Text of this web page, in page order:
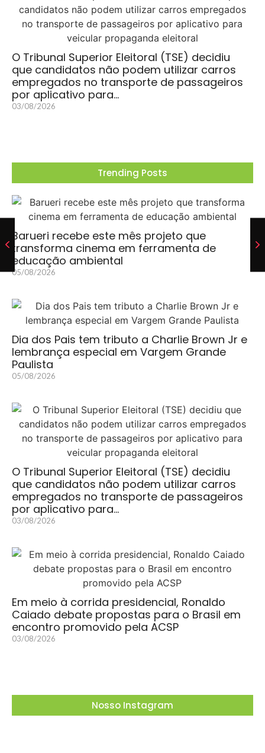
O Tribunal Superior Eleitoral (TSE) decidiu
que candidatos não podem utilizar carros
empregados no transporte de passageiros
por aplicativo para…
03/08/2026
Trending Posts
Barueri recebe este mês projeto que
transforma cinema em ferramenta de
educação ambiental
05/08/2026
Dia dos Pais tem tributo a Charlie Brown Jr e
lembrança especial em Vargem Grande
Paulista
05/08/2026
O Tribunal Superior Eleitoral (TSE) decidiu
que candidatos não podem utilizar carros
empregados no transporte de passageiros
por aplicativo para…
03/08/2026
Em meio à corrida presidencial, Ronaldo
Caiado debate propostas para o Brasil em
encontro promovido pela ACSP
03/08/2026
Nosso Instagram